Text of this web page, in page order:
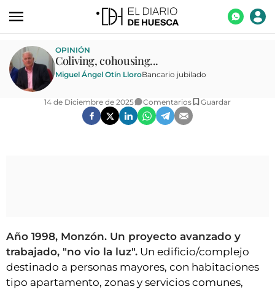
ACTUALIDAD
ECONOMÍA
TECNOLOGÍA
OPINIÓN
GALERÍAS
OPINIÓN
Coliving, cohousing...
Miguel Ángel Otín LloroBancario jubilado
14 de Diciembre de 2025 Comentarios Guardar
Año 1998, Monzón. Un proyecto avanzado y
trabajado, "no vio la luz". Un edificio/complejo
destinado a personas mayores, con habitaciones
tipo apartamento, zonas y servicios comunes,